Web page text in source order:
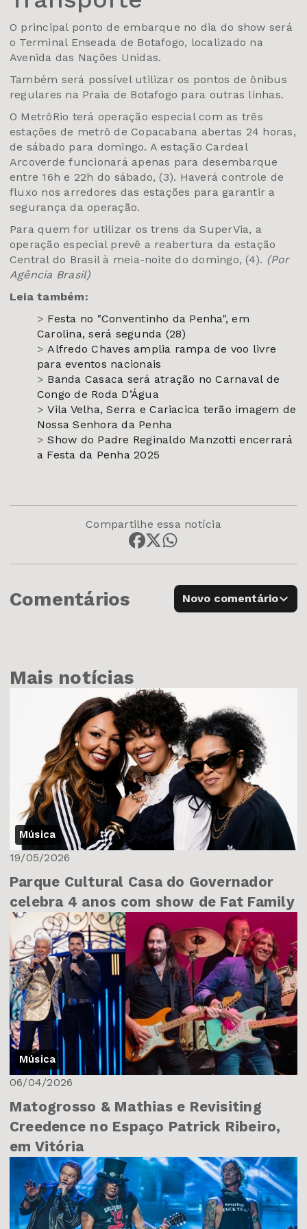
O principal ponto de embarque no dia do show será
o Terminal Enseada de Botafogo, localizado na
Avenida das Nações Unidas.
Também será possível utilizar os pontos de ônibus
regulares na Praia de Botafogo para outras linhas.
O MetrôRio terá operação especial com as três
estações de metrô de Copacabana abertas 24 horas,
de sábado para domingo. A estação Cardeal
Arcoverde funcionará apenas para desembarque
entre 16h e 22h do sábado, (3). Haverá controle de
fluxo nos arredores das estações para garantir a
segurança da operação.
Para quem for utilizar os trens da SuperVia, a
operação especial prevê a reabertura da estação
Central do Brasil à meia-noite do domingo, (4). (Por
Agência Brasil)
Leia também:
> Festa no "Conventinho da Penha", em
Carolina, será segunda (28)
>Alfredo Chaves amplia rampa de voo livre
para eventos nacionais
> Banda Casaca será atração no Carnaval de
Congo de Roda D’Água
>Vila Velha, Serra e Cariacica terão imagem de
Nossa Senhora da Penha
>Show do Padre Reginaldo Manzotti encerrará
a Festa da Penha 2025
Compartilhe essa notícia
Comentários Novo comentário
Mais notícias
Música
19/05/2026
Parque Cultural Casa do Governador
celebra 4 anos com show de Fat Family
Música
06/04/2026
Matogrosso & Mathias e Revisiting
Creedence no Espaço Patrick Ribeiro,
em Vitória